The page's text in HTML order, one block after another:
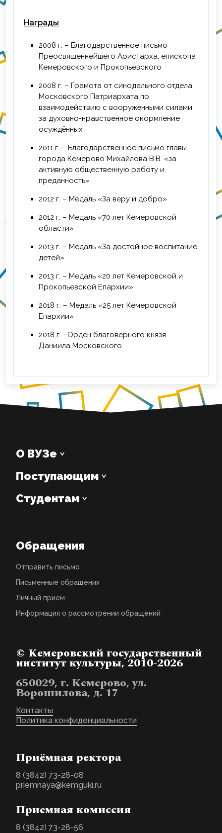
Награды
2008 г. – Благодарственное письмо
Преосвященнейшего Аристарха, епископа
Кемеровского и Прокопьевского
2008 г. – Грамота от синодального отдела
Московского Патриархата по
взаимодействию с вооружёнными силами
за духовно-нравственное окормление
осуждённых
2011 г. – Благодарственное письмо главы
города Кемерово Михайлова В.В. «за
активную общественную работу и
преданность»
2012 г. – Медаль «За веру и добро»
2012 г. – Медаль «70 лет Кемеровской
области»
2013 г. – Медаль «За достойное воспитание
детей»
2013 г. – Медаль «20 лет Кемеровской и
Прокопьевской Епархии»
2018 г. – Медаль «25 лет Кемеровской
Епархии»
2018 г. –Орден благоверного князя
Даниила Московского
О ВУЗе
Поступающим
Студентам
Обращения
Отправить письмо
Письменные обращения
Личный прием
Информация о рассмотрении обращений
© Кемеровский государственный
институт культуры, 2010-2026
650029, г. Кемерово, ул.
Ворошилова, д. 17
Контакты
Политика конфиденциальности
Приёмная ректора
8 (3842) 73-28-08
priemnaya@kemguki.ru
Приемная комиссия
8 (3842) 73-28-56